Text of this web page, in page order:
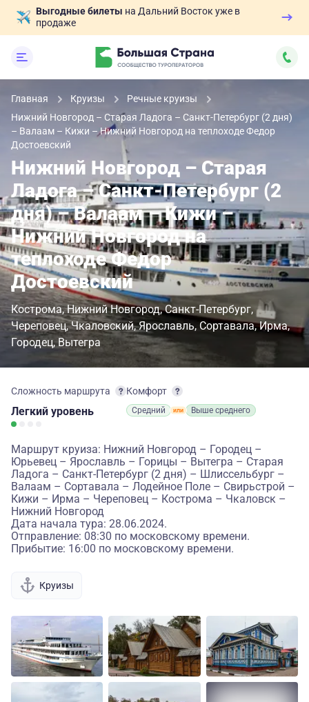
Выгодные билеты на Дальний Восток уже в
продаже
Главная Круизы
Речные круизы
Нижний Новгород – Старая Ладога – Санкт-Петербург (2 дня)
– Валаам – Кижи – Нижний Новгород на теплоходе Федор
Достоевский
Нижний Новгород – Старая
Ладога – Санкт-Петербург (2
дня) – Валаам – Кижи –
Нижний Новгород на
теплоходе Федор
Достоевский
Кострома Нижний Новгород Санкт-Петербург
Череповец Чкаловский Ярославль Сортавала Ирма
Городец Вытегра
Сложность маршрута
Легкий уровень
Комфорт
Средний Выше среднего
Маршрут круиза: Нижний Новгород – Городец –
Юрьевец – Ярославль – Горицы – Вытегра – Старая
Ладога – Санкт-Петербург (2 дня) – Шлиссельбург –
Валаам – Сортавала – Лодейное Поле – Свирьстрой –
Кижи – Ирма – Череповец – Кострома – Чкаловск –
Нижний Новгород
Дата начала тура: 28.06.2024.
Отправление: 08:30 по московскому времени.
Прибытие: 16:00 по московскому времени.
Круизы